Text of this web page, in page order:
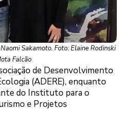
Sakamoto. Foto: Elaine Rodinski
Falcão
de Desenvolvimento
(ADERE), enquanto
do Instituto para o
e Projetos